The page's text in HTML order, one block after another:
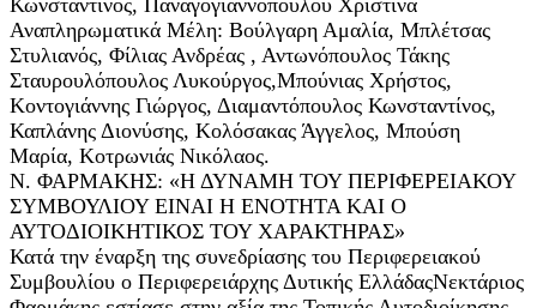
Αναπληρωματικά Μέλη: Βούλγαρη Αμαλία, Μπλέτσας
Στυλιανός, Φίλιας Ανδρέας , Αντωνόπουλος Τάκης
Σταυρουλόπουλος Λυκούργος,Μπούνιας Χρήστος,
Κοντογιάννης Γιώργος, Διαμαντόπουλος Κωνσταντίνος,
Καπλάνης Διονύσης, Κολόσακας Άγγελος, Μπούση
Μαρία, Κοτρωνιάς Νικόλαος.
Ν. ΦΑΡΜΑΚΗΣ: «Η ΔΥΝΑΜΗ ΤΟΥ ΠΕΡΙΦΕΡΕΙΑΚΟΥ
ΣΥΜΒΟΥΛΙΟΥ ΕΙΝΑΙ Η ΕΝΟΤΗΤΑ ΚΑΙ Ο
ΑΥΤΟΔΙΟΙΚΗΤΙΚΟΣ ΤΟΥ ΧΑΡΑΚΤΗΡΑΣ»
Κατά την έναρξη της συνεδρίασης του Περιφερειακού
Συμβουλίου ο Περιφερειάρχης Δυτικής ΕλλάδαςΝεκτάριος